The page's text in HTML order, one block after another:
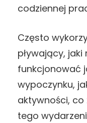
codziennej
Często
pływający,
funkcjonować
wypoczynku,
aktywności,
tego